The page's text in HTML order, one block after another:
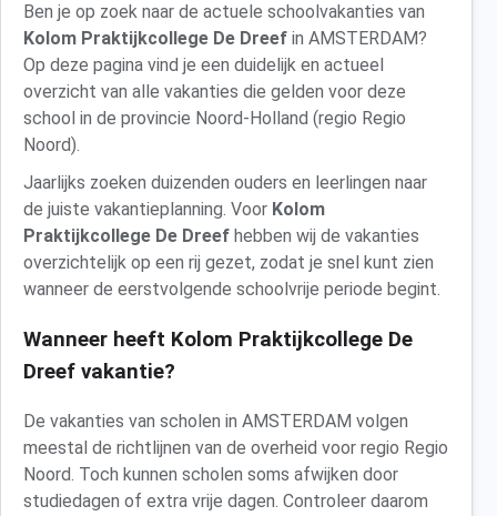
Ben je op zoek naar de actuele schoolvakanties van
Kolom Praktijkcollege De Dreef in AMSTERDAM?
Op deze pagina vind je een duidelijk en actueel
overzicht van alle vakanties die gelden voor deze
school in de provincie Noord-Holland (regio Regio
Noord).
Jaarlijks zoeken duizenden ouders en leerlingen naar
de juiste vakantieplanning. Voor Kolom
Praktijkcollege De Dreef hebben wij de vakanties
overzichtelijk op een rij gezet, zodat je snel kunt zien
wanneer de eerstvolgende schoolvrije periode begint.
Wanneer heeft Kolom Praktijkcollege De
Dreef vakantie?
De vakanties van scholen in AMSTERDAM volgen
meestal de richtlijnen van de overheid voor regio Regio
Noord. Toch kunnen scholen soms afwijken door
studiedagen of extra vrije dagen. Controleer daarom